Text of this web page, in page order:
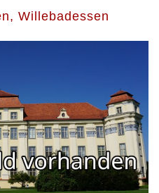
Willebadessen